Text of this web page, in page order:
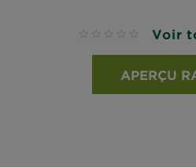
No reviews Voir
APERÇU